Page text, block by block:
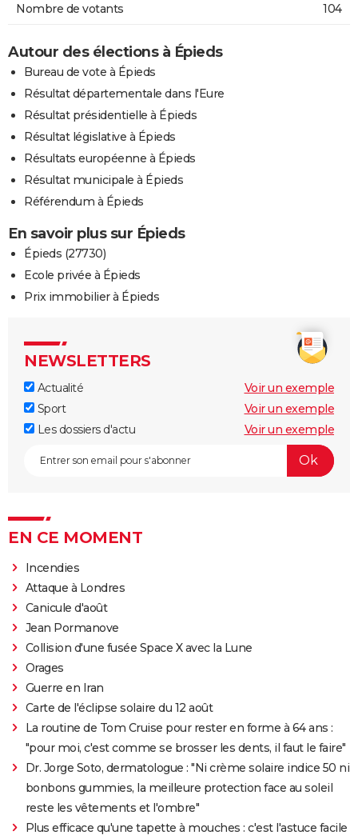
Nombre de votants 104
Autour des élections à Épieds
Bureau de vote à Épieds
Résultat départementale dans l'Eure
Résultat présidentielle à Épieds
Résultat législative à Épieds
Résultats européenne à Épieds
Résultat municipale à Épieds
Référendum à Épieds
En savoir plus sur Épieds
Épieds (27730)
Ecole privée à Épieds
Prix immobilier à Épieds
NEWSLETTERS
Actualité
Voir un exemple
Sport
Voir un exemple
Les dossiers d'actu
Voir un exemple
EN CE MOMENT
Incendies
Attaque à Londres
Canicule d'août
Jean Pormanove
Collision d'une fusée Space X avec la Lune
Orages
Guerre en Iran
Carte de l'éclipse solaire du 12 août
La routine de Tom Cruise pour rester en forme à 64 ans :
"pour moi, c'est comme se brosser les dents, il faut le faire"
Dr. Jorge Soto, dermatologue : "Ni crème solaire indice 50 ni
bonbons gummies, la meilleure protection face au soleil
reste les vêtements et l'ombre"
Plus efficace qu'une tapette à mouches : c'est l'astuce facile